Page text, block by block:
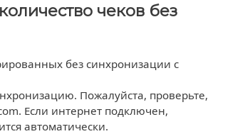
чеков без
без синхронизации с
Пожалуйста, проверьте,
Если интернет подключен,
автоматически.